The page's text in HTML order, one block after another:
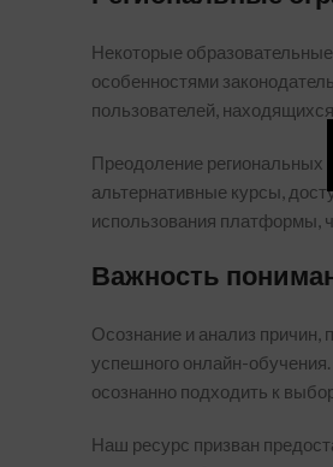
Некоторые
особенностями
пользователей,
Преодоление региональных
альтернативные курсы,
использования платформы,
Важность
Осознание и анализ причин,
успешного онлайн-
осознанно подходить к
Наш ресурс призван